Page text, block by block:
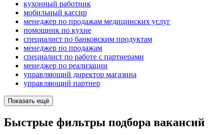
кухонный работник
мобильный кассир
менеджер по продажам медицинских услуг
помощник по кухне
специалист по банковским продуктам
менеджер по продажам
специалист по работе с партнерами
менеджер по реализации
управляющий директор магазина
управляющий партнер
Показать ещё
Быстрые фильтры подбора вакансий